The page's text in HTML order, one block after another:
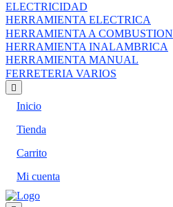
ELECTRICIDAD
HERRAMIENTA ELECTRICA
HERRAMIENTA A COMBUSTION
HERRAMIENTA INALAMBRICA
HERRAMIENTA MANUAL
FERRETERIA VARIOS
Inicio
Tienda
Carrito
Mi cuenta